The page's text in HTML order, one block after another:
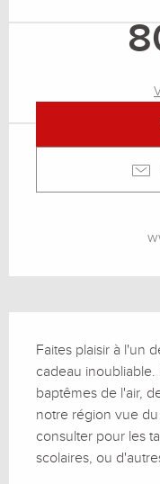
Faites plaisir à l'un
cadeau
baptêmes de l'air,
notre région vue
consulter pour les
scolaires, ou